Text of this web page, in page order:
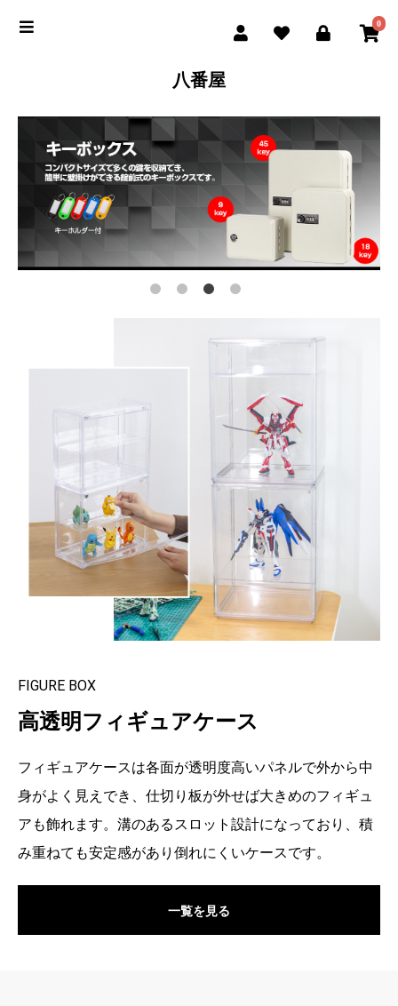
0
八番屋
FIGURE BOX
高透明フィギュアケース
フィギュアケースは各面が透明度高いパネルで外から中
身がよく見えでき、仕切り板が外せば大きめのフィギュ
アも飾れます。溝のあるスロット設計になっており、積
み重ねても安定感があり倒れにくいケースです。
一覧を見る